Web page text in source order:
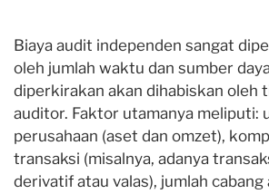
Biaya audit independen sangat
oleh jumlah waktu dan sumber
diperkirakan akan dihabiskan oleh
auditor. Faktor utamanya meliputi:
perusahaan (aset dan omzet),
transaksi (misalnya, adanya
derivatif atau valas), jumlah cabang